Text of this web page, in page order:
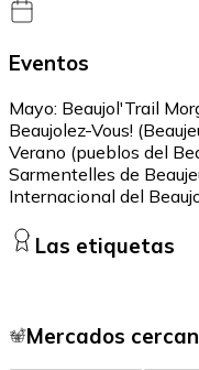
Eventos
Mayo: Beaujol'Trail
Beaujolez-Vous!
Verano (pueblos del
Sarmentelles de
Internacional del
Las etiquetas
Mercados